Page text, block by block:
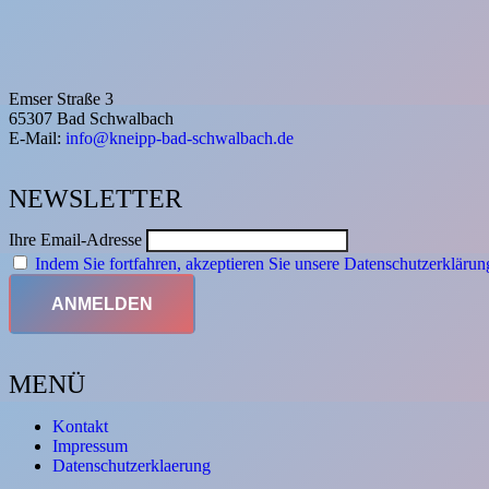
Emser Straße 3
65307 Bad Schwalbach
E-Mail: info@kneipp-bad-schwalbach.de
NEWSLETTER
Ihre Email-Adresse
Indem Sie fortfahren, akzeptieren Sie unsere
MENÜ
Kontakt
Impressum
Datenschutzerklaerung